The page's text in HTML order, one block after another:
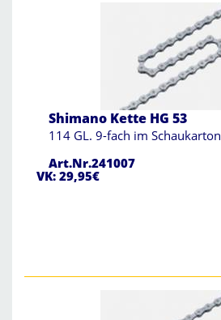
Shimano Kette HG 53
114 GL. 9-fach im Schaukarton
Art.Nr.241007
VK: 29,95€